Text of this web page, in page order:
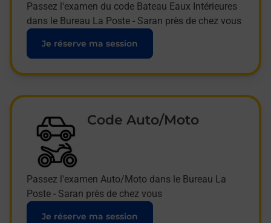
Passez l'examen du code Bateau Eaux Intérieures
dans le Bureau La Poste - Saran près de chez vous
Je réserve ma session
Code Auto/Moto
Passez l'examen Auto/Moto dans le Bureau La
Poste - Saran près de chez vous
Je réserve ma session